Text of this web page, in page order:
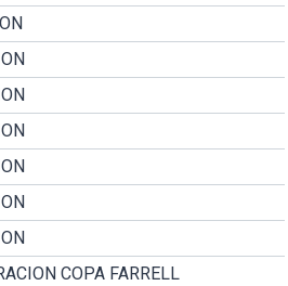
COPA FARRELL